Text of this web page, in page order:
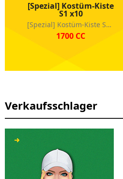
[Spezial] Kostüm-Kiste
S1 x10
[Spezial] Kostüm-Kiste S1 x10
1700 CC
Verkaufsschlager